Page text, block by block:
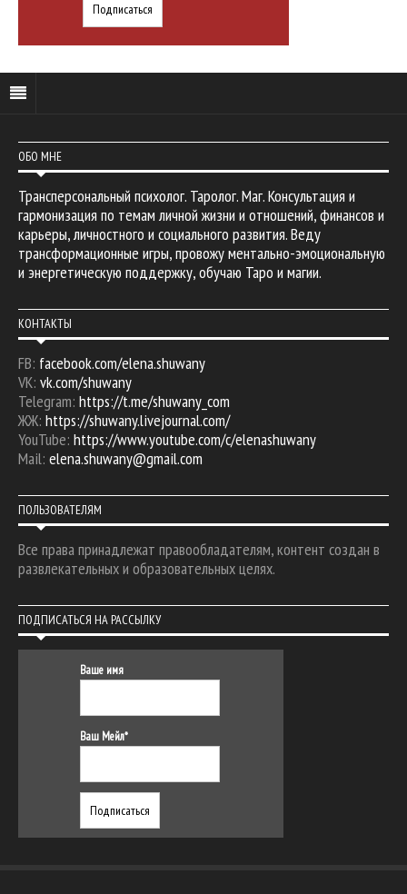
ОБО МНЕ
Трансперсональный психолог. Таролог. Маг. Консультация и
гармонизация по темам личной жизни и отношений, финансов и
карьеры, личностного и социального развития. Веду
трансформационные игры, провожу ментально-эмоциональную
и энергетическую поддержку, обучаю Таро и магии.
КОНТАКТЫ
FB: facebook.com/elena.shuwany
VK: vk.com/shuwany
Telegram: https://t.me/shuwany_com
ЖЖ: https://shuwany.livejournal.com/
YouTube: https://www.youtube.com/c/elenashuwany
Mail: elena.shuwany@gmail.com
ПОЛЬЗОВАТЕЛЯМ
Все права принадлежат правообладателям, контент создан в
развлекательных и образовательных целях.
ПОДПИСАТЬСЯ НА РАССЫЛКУ
Ваше имя
Ваш Мейл*